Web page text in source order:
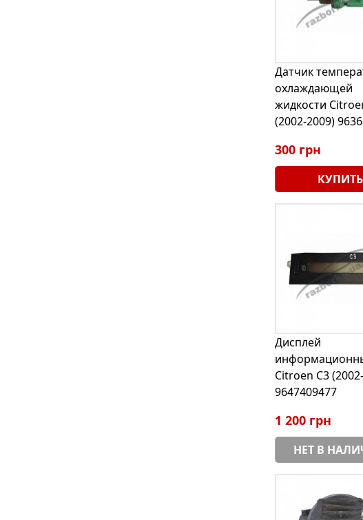
Датчик
охлаждающей
жидкости
(2002-2009)
300 грн
КУПИТЬ
Дисплей
Citroen C3
9647409477
1 200 грн
НЕТ В